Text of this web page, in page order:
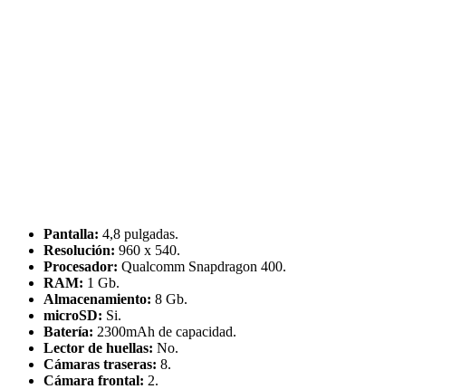
Pantalla: 4,8 pulgadas.
Resolución: 960 x 540.
Procesador: Qualcomm Snapdragon 400.
RAM: 1 Gb.
Almacenamiento: 8 Gb.
microSD: Si.
Batería: 2300mAh de capacidad.
Lector de huellas: No.
Cámaras traseras: 8.
Cámara frontal: 2.